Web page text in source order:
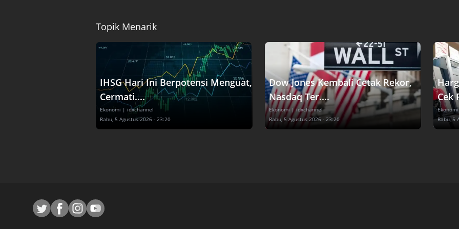
Topik Menarik
IHSG Hari Ini Berpotensi Menguat,
Cermati....
Ekonomi | idxchannel
Rabu, 5 Agustus 2026 - 23:20
Dow Jones Kembali Cetak Rekor,
Nasdaq Ter....
Ekonomi | idxchannel
Rabu, 5 Agustus 2026 - 23:20
Cek
Ekonomi
Rabu, 5